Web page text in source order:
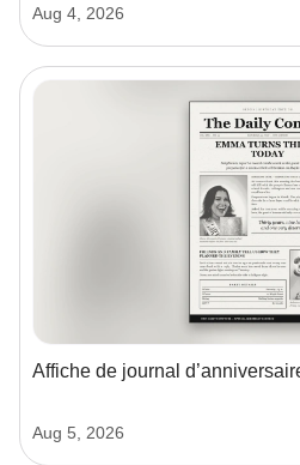
Aug 4, 2026
Affiche de journal
Aug 5, 2026